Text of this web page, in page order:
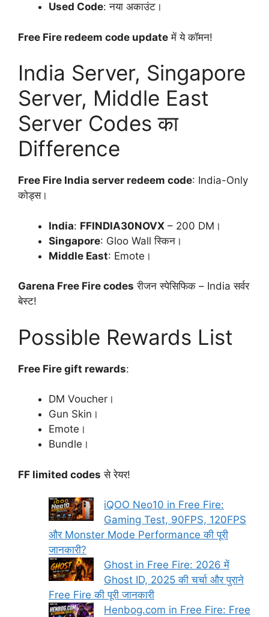
Used Code: नया अकाउंट।
Free Fire redeem code update में ये कॉमन!
India Server, Singapore
Server, Middle East
Server Codes का
Difference
Free Fire India server redeem code: India-Only
कोड्स।
India: FFINDIA30NOVX – 200 DM।
Singapore: Gloo Wall स्किन।
Middle East: Emote।
Garena Free Fire codes रीजन स्पेसिफिक – India सर्वर
बेस्ट!
Possible Rewards List
Free Fire gift rewards:
DM Voucher।
Gun Skin।
Emote।
Bundle।
FF limited codes से रेयर!
iQOO Neo10 in Free Fire:
Gaming Test, 90FPS, 120FPS
और Monster Mode Performance की पूरी
जानकारी?
Ghost in Free Fire: 2026 में
Ghost ID, 2025 की चर्चा और पुराने
Free Fire की पूरी जानकारी
Henbog.com in Free Fire: Free